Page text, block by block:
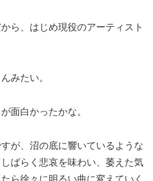
ら、はじめ現役のアーティスト
みたい。
面白かったかな。
が、沼の底に響いているような
ばらく悲哀を味わい、萎えた気
ら徐々に明るい曲に変えていく